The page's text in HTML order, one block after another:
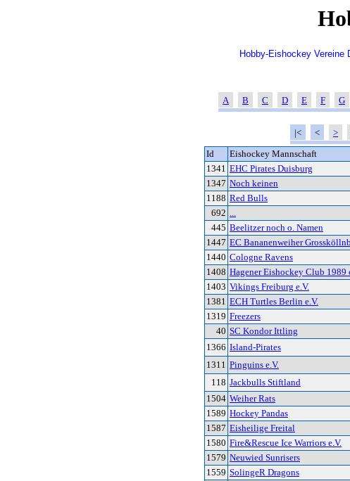
Hobby-Eishockey Vereine
A B C D E F G
|< < >
Id
Eishockey Mannschaft
1341 EHC Pirates Duisburg
1347 Noch keinen
1188 Red Bulls
692 ...
445 Beelitzer noch o. Namen
1447 EC Bananenweiher
1440 Cologne Ravens
1408 Hagener Eishockey Club 1989
1403 Vikings Freiburg e.V.
1381 ECH Turtles Berlin e.V.
1319 Freezers
40 SC Kondor Ittling
1366 Island-Pirates
1311 Pinguins e.V.
118 Jackbulls Stiftland
1504 Weiher Rats
1589 Hockey Pandas
1587 Eisheilige Freital
1580 Fire&Rescue Ice Warriors e.V.
1579 Neuwied Sunrisers
1559 SolingeR Dragons